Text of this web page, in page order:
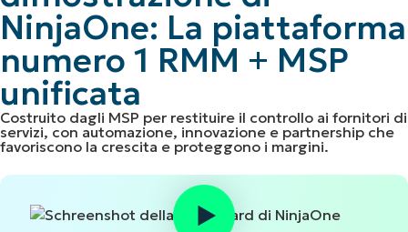
NinjaOne: La piattaforma
numero 1 RMM + MSP
unificata
Costruito dagli MSP per restituire il controllo ai fornitori di
servizi, con automazione, innovazione e partnership che
favoriscono la crescita e proteggono i margini.